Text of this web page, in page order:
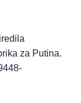
za Putina.